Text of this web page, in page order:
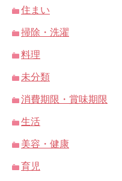
住まい
掃除・洗濯
料理
未分類
消費期限・賞味期限
生活
美容・健康
育児